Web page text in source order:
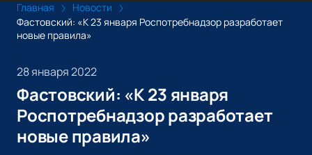
Главная
Новости
Фастовский: «К 23 января Роспотребнадзор разработает
новые правила»
28 января 2022
Фастовский: «К 23 января
Роспотребнадзор разработает
новые правила»